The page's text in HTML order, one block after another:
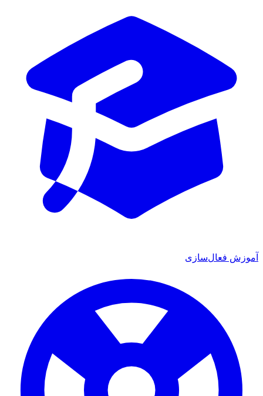
آموزش فعال‌سازی